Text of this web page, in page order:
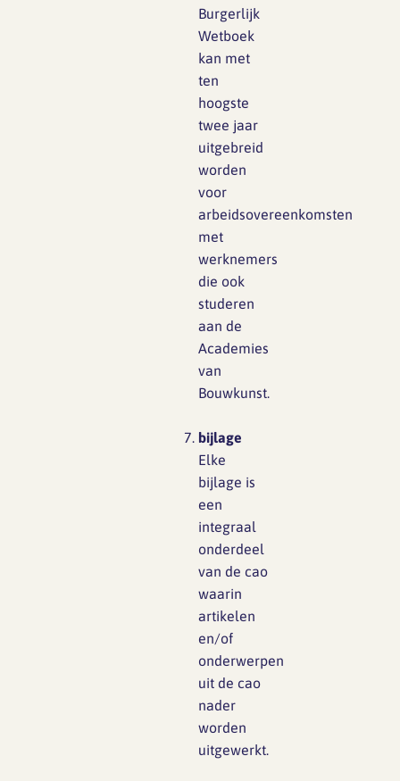
Burgerlijk
Wetboek
kan met
ten
hoogste
twee jaar
uitgebreid
worden
voor
arbeidsovereenkomsten
met
werknemers
die ook
studeren
aan de
Academies
van
Bouwkunst.
bijlage
Elke
bijlage is
een
integraal
onderdeel
van de cao
waarin
artikelen
en/of
onderwerpen
uit de cao
nader
worden
uitgewerkt.